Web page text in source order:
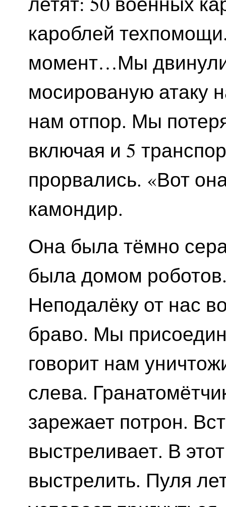
кароблей
момент…Мы
мосированую атаку
нам отпор. Мы
включая и 5
прорвались. «Вот
камондир.
Она была тёмно
была домом
Неподалёку от нас
браво. Мы
говорит нам
слева.
зарежает потрон.
выстреливает. В
выстрелить. Пуля